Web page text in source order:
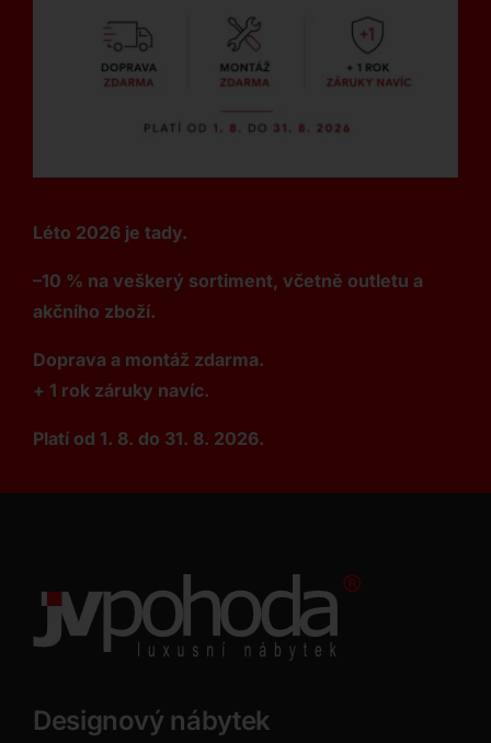
Léto 2026 je tady.
–10 % na veškerý sortiment, včetně outletu a
akčního zboží.
Doprava a montáž zdarma.
+ 1 rok záruky navíc.
Platí od 1. 8. do 31. 8. 2026.
Designový nábytek